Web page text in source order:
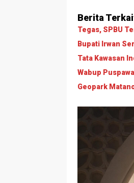
Berita
Tegas, SPBU
Bupati Irwan
Tata Kawasan
Wabup
Geopark